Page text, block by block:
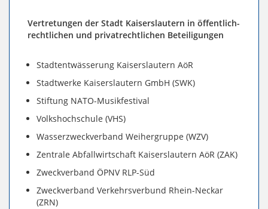
Vertretungen der Stadt Kaiserslautern in öffentlich-
rechtlichen und privatrechtlichen Beteiligungen
Stadtentwässerung Kaiserslautern AöR
Stadtwerke Kaiserslautern GmbH (SWK)
Stiftung NATO-Musikfestival
Volkshochschule (VHS)
Wasserzweckverband Weihergruppe (WZV)
Zentrale Abfallwirtschaft Kaiserslautern AöR (ZAK)
Zweckverband ÖPNV RLP-Süd
Zweckverband Verkehrsverbund Rhein-Neckar
(ZRN)